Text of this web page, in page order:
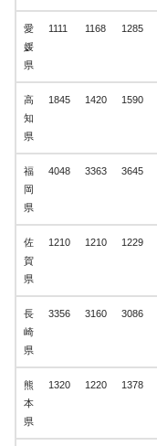
愛
媛
県
1111 1168 1285
高
知
県
1845 1420 1590
福
岡
県
4048 3363 3645
佐
賀
県
1210 1210 1229
長
崎
県
3356 3160 3086
熊
本
県
1320 1220 1378